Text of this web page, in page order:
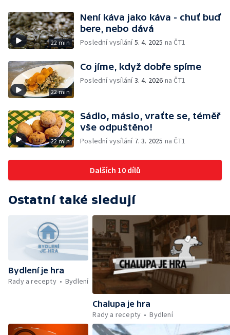
22 min
Není káva jako káva - chuť buď
bere, nebo dává
Poslední vysílání5. 4. 2025 na ČT1
22 min
Co jíme, když dobře spíme
Poslední vysílání3. 4. 2026 na ČT1
22 min
Sádlo, máslo, vraťte se, téměř
vše odpuštěno!
Poslední vysílání 7. 3. 2025 na ČT1
Dalších 10 dílů
Ostatní také sledují
Bydlení je hra
Rady a recepty
Bydlení
Chalupa je hra
Rady a recepty
Bydlení